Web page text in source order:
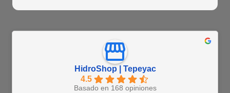
HidroShop | Tepeyac
4.5
Basado en 168 opiniones